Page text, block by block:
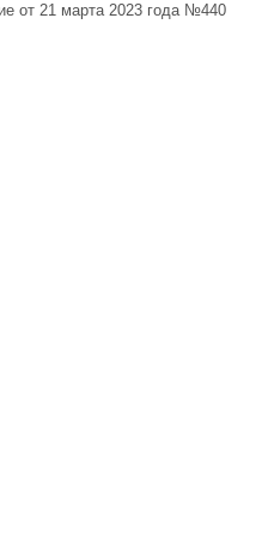
от 21 марта 2023 года №440